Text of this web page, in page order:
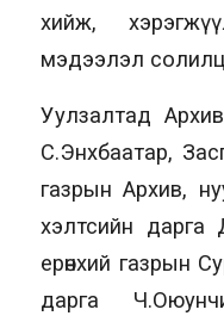
хийж,
мэдээлэл
Уулзалтад
С.Энхбаатар,
газрын Архив,
хэлтсийн дарга
ерөнхий газрын
дарга